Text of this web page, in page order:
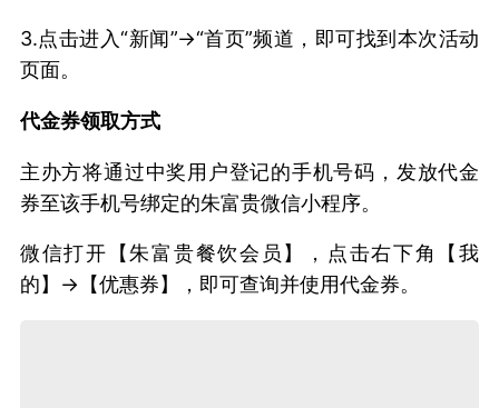
3.点击进入“新闻”→“首页”频道，即可找到本次活动
页面。
代金券领取方式
主办方将通过中奖用户登记的手机号码，发放代金
券至该手机号绑定的朱富贵微信小程序。
微信打开【朱富贵餐饮会员】，点击右下角【我
的】→【优惠券】，即可查询并使用代金券。